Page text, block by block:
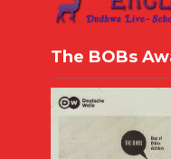
The BOBs